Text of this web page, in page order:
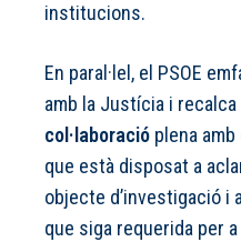
institucions.
En paral·lel, el PSOE
amb la Justícia i recalca
col·laboració plena
que està disposat a
objecte d’investigació i
que siga requerida per